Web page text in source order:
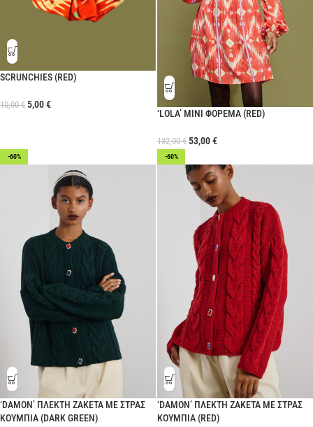
SCRUNCHIES (RED)
10,00€ 5,00€
‘LOLA’ ΜΙΝΙ ΦΟΡΕΜΑ (RED)
132,00€ 53,00€
-60%
‘DAMON’ ΠΛΕΚΤΗ ΖΑΚΕΤΑ ΜΕ ΣΤΡΑΣ
ΚΟΥΜΠΙΑ (DARK GREEN)
-60%
‘DAMON’ ΠΛΕΚΤΗ ΖΑΚΕΤΑ ΜΕ ΣΤΡΑΣ
ΚΟΥΜΠΙΑ (RED)